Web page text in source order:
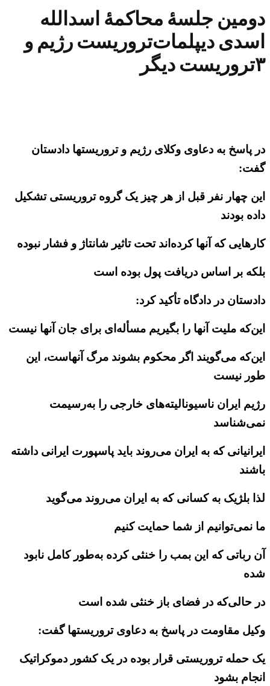
دومین جلسهٔ محاکمهٔ اسدالله
اسدی دیپلمات‌تروریست رژیم و
۳تروریست دیگر
در پاسخ به دعاوی وکلای رژیم و تروریستها دادستان
گفت:
این چهار نفر قبل از هر چیز یک گروه تروریستی تشکیل
داده بودند
کارهایی که آنها کرده‌اند تحت تاثیر شانتاژ و فشار نبوده
بلکه بر اساس دریافت پول بوده است
دادستان در دادگاه تأکید کرد:
این‌که ملیت آنها را بگیریم مسأله‌ای برای جان آنها نیست
این‌که می‌گویند اگر محکوم بشوند مرگ آنهاست، این
طور نیست
رژیم ایران ناسیونالیته‌های خارجی را به‌رسیمت
نمی‌شناسد
ایرانیانی که به ایران می‌روند باید پاسپورت ایرانی داشته
باشند
لذا بلژیک به کسانی که به ایران می‌روند می‌گوید
ما نمی‌توانیم از شما حمایت کنیم
آن رباتی که این بمب را خنثی کرده به‌طور کامل نابود
شده
در حالی‌که در فضای باز خنثی شده است
وکیل مقاومت در پاسخ به دعاوی تروریستها گفت:
یک حمله تروریستی قرار بوده در یک کشور دموکراتیک
انجام بشود